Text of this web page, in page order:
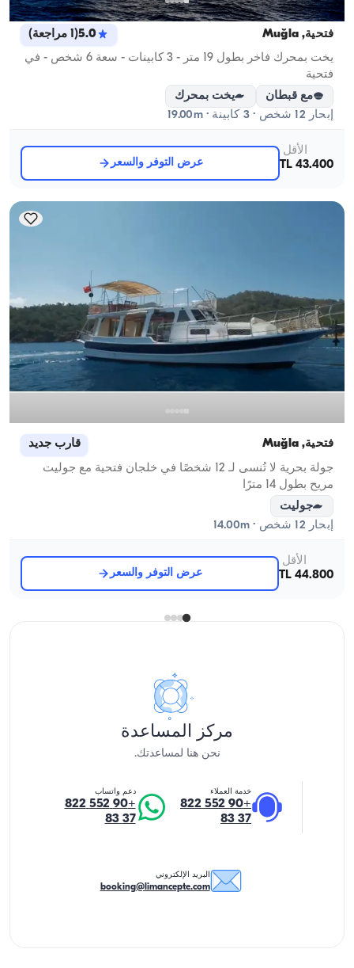
فتحية, Muğla 5.0
(
1 مراجعة)
يخت بمحرك فاخر بطول 19 متر - 3 كابينات - سعة 6 شخص - في
فتحية
مع قبطان
يخت بمحرك
إبحار 12 شخص · 3 كابينة · 19.00m
الأقل
43.400 TL
عرض التوفر والسعر
فتحية, Muğla قارب جديد
جولة بحرية لا تُنسى لـ 12 شخصًا في خلجان فتحية مع جوليت
مريح بطول 14 مترًا
جوليت
إبحار 12 شخص · 14.00m
الأقل
44.800 TL
عرض التوفر والسعر
مركز المساعدة
نحن هنا لمساعدتك.
خدمة العملاء
+90 552 822
37 83
دعم واتساب
+90 552 822
37 83
البريد الإلكتروني
booking@limancepte.com